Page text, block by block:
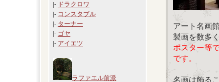
|- ドラクロワ
|- コンスタブル
|- ターナー
|- ゴヤ
|- アイエツ
ラファエル前派
アート名画
製画を数多
ポスター等
です。
名画は飾る